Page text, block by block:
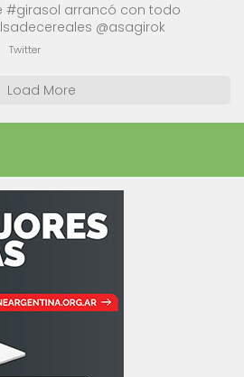
#girasol arrancó con todo
@asagirok
Twitter
Load More